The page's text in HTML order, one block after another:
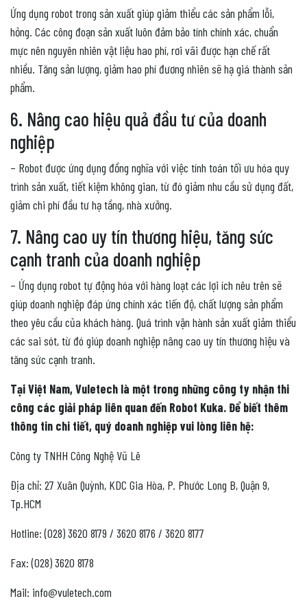
Ứng dụng robot trong sản xuất giúp giảm thiểu các sản phẩm lỗi,
hỏng. Các công đoạn sản xuất luôn đảm bảo tính chính xác, chuẩn
mực nên nguyên nhiên vật liệu hao phí, rơi vãi được hạn chế rất
nhiều. Tăng sản lượng, giảm hao phí đương nhiên sẽ hạ giá thành sản
phẩm.
6. Nâng cao hiệu quả đầu tư của doanh
nghiệp
– Robot được ứng dụng đồng nghĩa với việc tính toán tối ưu hóa quy
trình sản xuất, tiết kiệm không gian, từ đó giảm nhu cầu sử dụng đất,
giảm chi phí đầu tư hạ tầng, nhà xưởng.
7. Nâng cao uy tín thương hiệu, tăng sức
cạnh tranh của doanh nghiệp
– Ứng dụng robot tự động hóa với hàng loạt các lợi ích nêu trên sẽ
giúp doanh nghiệp đáp ứng chính xác tiến độ, chất lượng sản phẩm
theo yêu cầu của khách hàng. Quá trình vận hành sản xuất giảm thiểu
các sai sót, từ đó giúp doanh nghiệp nâng cao uy tín thương hiệu và
tăng sức cạnh tranh.
Tại Việt Nam, Vuletech là một trong những công ty nhận thi
công các giải pháp liên quan đến Robot Kuka. Để biết thêm
thông tin chi tiết, quý doanh nghiệp vui lòng liên hệ:
Công ty TNHH Công Nghệ Vũ Lê
Địa chỉ: 27 Xuân Quỳnh, KDC Gia Hòa, P. Phước Long B, Quận 9,
Tp.HCM
Hotline: (028) 3620 8179 / 3620 8176 / 3620 8177
Fax: (028) 3620 8178
Mail: info@vuletech.com